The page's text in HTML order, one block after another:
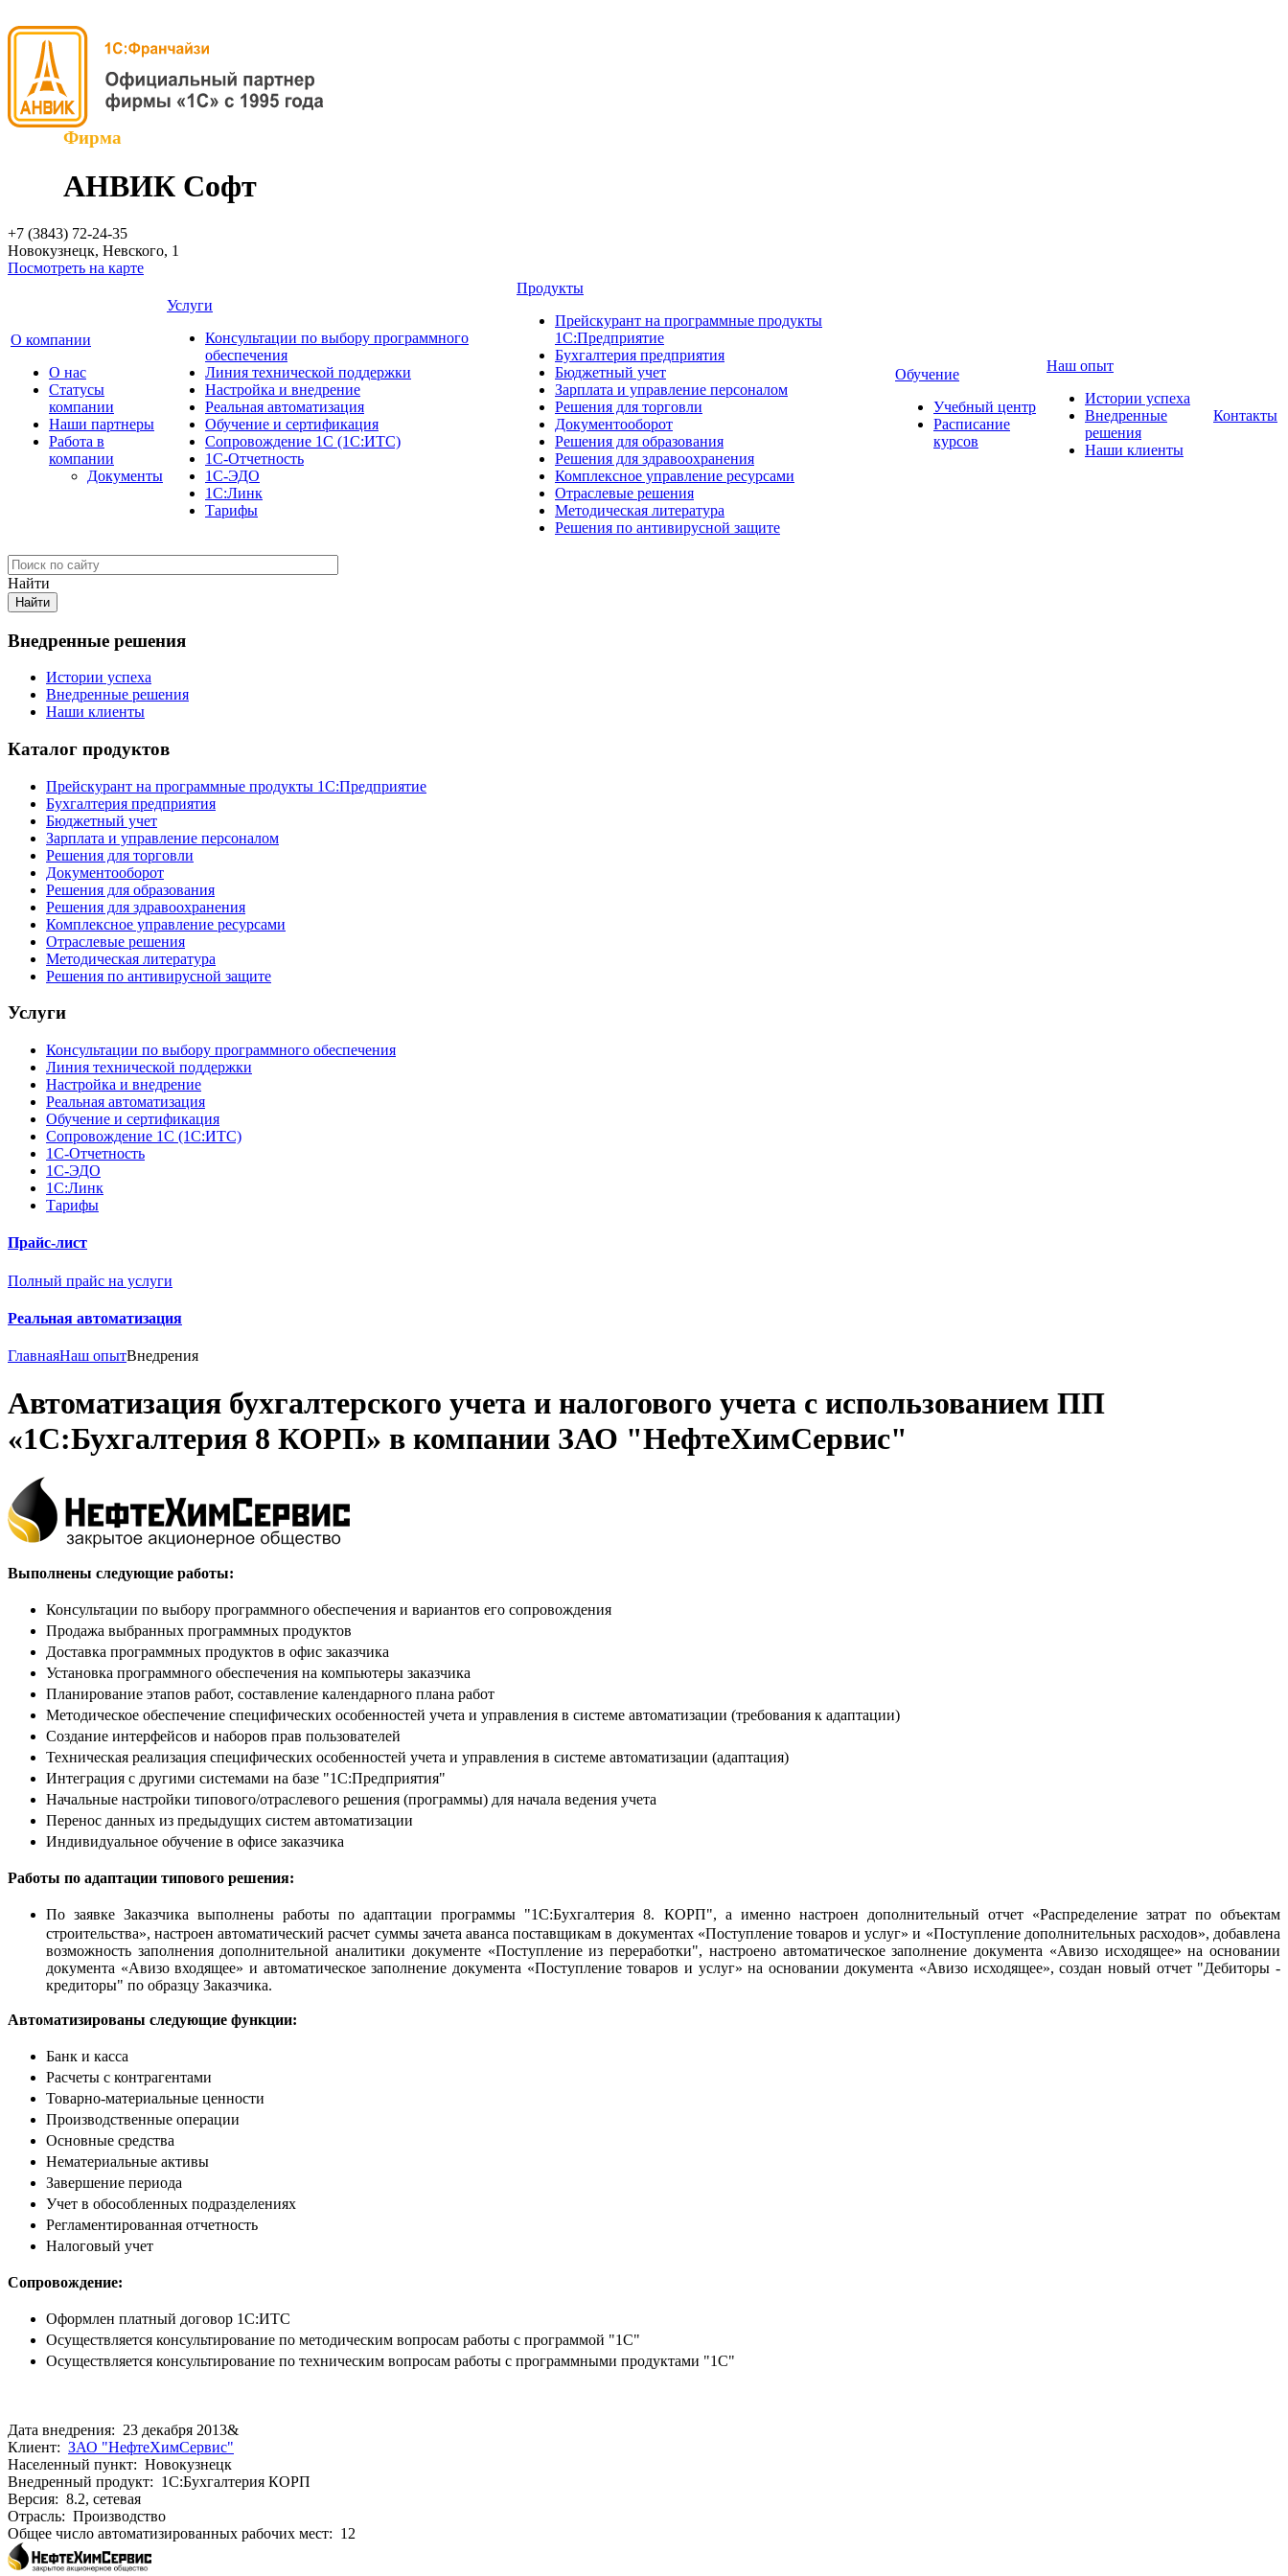
Фирма
АНВИК Софт
+7 (3843) 72-24-35
Новокузнецк, Невского, 1
Посмотреть на карте
О компании
О нас
Cтатусы
компании
Наши партнеры
Работа в
компании
Документы
Услуги
Консультации по выбору программного
обеспечения
Линия технической поддержки
Настройка и внедрение
Реальная автоматизация
Обучение и сертификация
Сопровождение 1С (1С:ИТС)
1С-Отчетность
1С-ЭДО
1С:Линк
Тарифы
Продукты
Прейскурант на программные продукты
1С:Предприятие
Бухгалтерия предприятия
Бюджетный учет
Зарплата и управление персоналом
Решения для торговли
Документооборот
Решения для образования
Решения для здравоохранения
Комплексное управление ресурсами
Отраслевые решения
Методическая литература
Решения по антивирусной защите
Обучение
Учебный центр
Расписание
курсов
Наш опыт
Истории успеха
Внедренные
решения
Наши клиенты
Контакты
Найти
Внедренные решения
Истории успеха
Внедренные решения
Наши клиенты
Каталог продуктов
Прейскурант на программные продукты 1С:Предприятие
Бухгалтерия предприятия
Бюджетный учет
Зарплата и управление персоналом
Решения для торговли
Документооборот
Решения для образования
Решения для здравоохранения
Комплексное управление ресурсами
Отраслевые решения
Методическая литература
Решения по антивирусной защите
Услуги
Консультации по выбору программного обеспечения
Линия технической поддержки
Настройка и внедрение
Реальная автоматизация
Обучение и сертификация
Сопровождение 1С (1С:ИТС)
1С-Отчетность
1С-ЭДО
1С:Линк
Тарифы
Прайс-лист
Полный прайс на услуги
Реальная автоматизация
ГлавнаяНаш опытВнедрения
Автоматизация бухгалтерского учета и налогового учета с использованием ПП
«1С:Бухгалтерия 8 КОРП» в компании ЗАО "НефтеХимСервис"
Выполнены следующие работы:
Консультации по выбору программного обеспечения и вариантов его сопровождения
Продажа выбранных программных продуктов
Доставка программных продуктов в офис заказчика
Установка программного обеспечения на компьютеры заказчика
Планирование этапов работ, составление календарного плана работ
Методическое обеспечение специфических особенностей учета и управления в системе автоматизации (требования к адаптации)
Создание интерфейсов и наборов прав пользователей
Техническая реализация специфических особенностей учета и управления в системе автоматизации (адаптация)
Интеграция с другими системами на базе "1С:Предприятия"
Начальные настройки типового/отраслевого решения (программы) для начала ведения учета
Перенос данных из предыдущих систем автоматизации
Индивидуальное обучение в офисе заказчика
Работы по адаптации типового решения:
По заявке Заказчика выполнены работы по адаптации программы "1С:Бухгалтерия 8. КОРП", а именно настроен дополнительный отчет «Распределение затрат по объектам
строительства», настроен автоматический расчет суммы зачета аванса поставщикам в документах «Поступление товаров и услуг» и «Поступление дополнительных расходов», добавлена
возможность заполнения дополнительной аналитики документе «Поступление из переработки", настроено автоматическое заполнение документа «Авизо исходящее» на основании
документа «Авизо входящее» и автоматическое заполнение документа «Поступление товаров и услуг» на основании документа «Авизо исходящее», создан новый отчет "Дебиторы -
кредиторы" по образцу Заказчика.
Автоматизированы следующие функции:
Банк и касса
Расчеты с контрагентами
Товарно-материальные ценности
Производственные операции
Основные средства
Нематериальные активы
Завершение периода
Учет в обособленных подразделениях
Регламентированная отчетность
Налоговый учет
Сопровождение:
Оформлен платный договор 1С:ИТС
Осуществляется консультирование по методическим вопросам работы с программой "1С"
Осуществляется консультирование по техническим вопросам работы с программными продуктами "1С"
Дата внедрения: 23 декабря 2013&
Клиент: ЗАО "НефтеХимСервис"
Населенный пункт: Новокузнецк
Внедренный продукт: 1С:Бухгалтерия КОРП
Версия: 8.2, сетевая
Отрасль: Производство
Общее число автоматизированных рабочих мест: 12